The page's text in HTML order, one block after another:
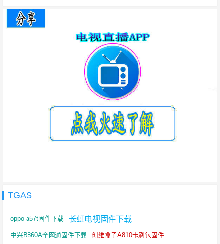
TGAS
oppo a57t固件下载 长虹电视固件下载
中兴B860A全网通固件下载 创维盒子A810卡刷包固件